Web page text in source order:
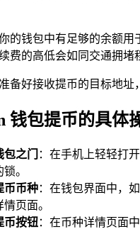
的钱包中有足够的余额
费的高低会如同交通拥堵
备好接收提币的目标地址
钱包提币的具体
之门
：在手机上轻轻打
。
币币种：在钱包界面中，
页面。
币按钮：在币种详情页面